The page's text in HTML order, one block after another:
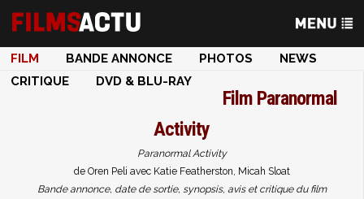
FILM BANDE ANNONCE PHOTOS
NEWS
CRITIQUE
DVD & BLU-RAY
Film Paranormal
Activity
Paranormal Activity
de Oren Peli avec Katie Featherston, Micah Sloat
Bande annonce, date de sortie, synopsis, avis et critique du film